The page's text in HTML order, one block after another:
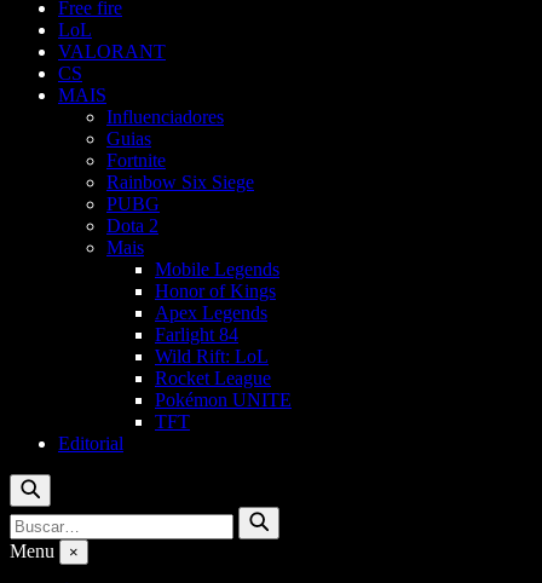
Free fire
LoL
VALORANT
CS
MAIS
Influenciadores
Guias
Fortnite
Rainbow Six Siege
PUBG
Dota 2
Mais
Mobile Legends
Honor of Kings
Apex Legends
Farlight 84
Wild Rift: LoL
Rocket League
Pokémon UNITE
TFT
Editorial
Buscar
Buscar
por:
Buscar
Menu ×